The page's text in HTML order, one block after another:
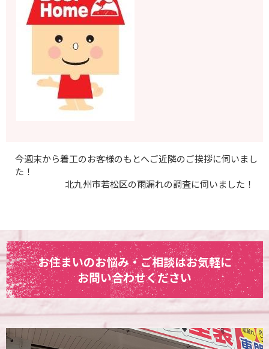
今週末から着工のお客様のもとへご近隣のご挨拶に伺いまし
た！
北九州市若松区の雨漏れの調査に伺いました！
お住まいのお悩み・ご相談はお気軽に
お問い合わせください